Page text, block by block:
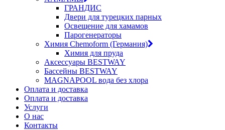
ГРАНДИС
Двери для турецких парных
Освещение для хамамов
Парогенераторы
Химия Chemoform (Германия)
Химия для пруда
Аксессуары BESTWAY
Бассейны BESTWAY
MAGNAPOOL вода без хлора
Оплата и доставка
Оплата и доставка
Услуги
О нас
Контакты